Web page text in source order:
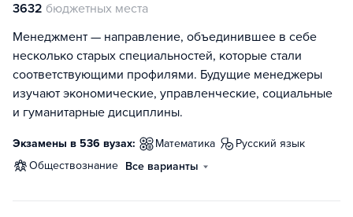
3632 бюджетных места
Менеджмент — направление, объединившее в себе
несколько старых специальностей, которые стали
соответствующими профилями. Будущие менеджеры
изучают экономические, управленческие, социальные
и гуманитарные дисциплины.
Экзамены в 536 вузах: математика
русский язык
обществознание Все варианты